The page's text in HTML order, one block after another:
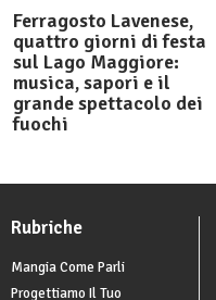
Ferragosto Lavenese,
quattro giorni di festa
sul Lago Maggiore:
musica, sapori e il
grande spettacolo dei
fuochi
Rubriche
Mangia Come Parli
Progettiamo Il Tuo